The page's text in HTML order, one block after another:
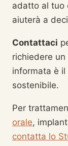
adatto al tuo
aiuterà a
Contattaci
richiedere
informata è
sostenibile.
Per
orale,
contatta lo